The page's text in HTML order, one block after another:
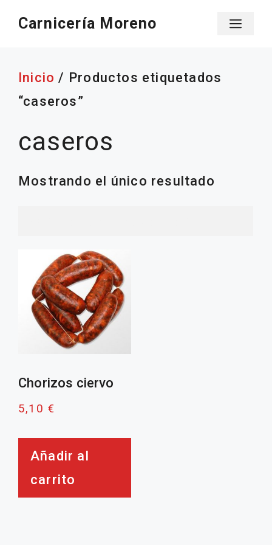
Carnicería Moreno
Inicio / Productos etiquetados
“caseros”
caseros
Mostrando el único resultado
Chorizos ciervo
5,10 €
Añadir al
carrito